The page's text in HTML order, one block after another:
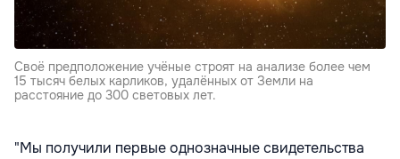
Своё предположение учёные строят на анализе более чем
15 тысяч белых карликов, удалённых от Земли на
расстояние до 300 световых лет.
"Мы получили первые однозначные свидетельства